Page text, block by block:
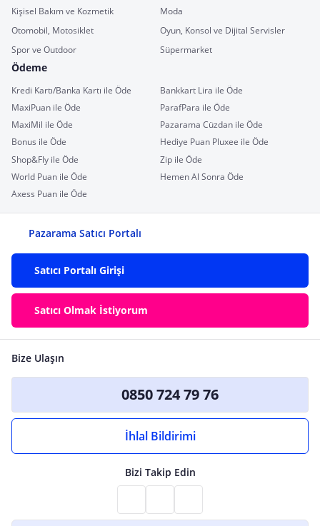
Kişisel Bakım ve Kozmetik
Moda
Otomobil, Motosiklet
Oyun, Konsol ve Dijital Servisler
Spor ve Outdoor
Süpermarket
Ödeme
Kredi Kartı/Banka Kartı ile Öde
Bankkart Lira ile Öde
MaxiPuan ile Öde
ParafPara ile Öde
MaxiMil ile Öde
Pazarama Cüzdan ile Öde
Bonus ile Öde
Hediye Puan Pluxee ile Öde
Shop&Fly ile Öde
Zip ile Öde
World Puan ile Öde
Hemen Al Sonra Öde
Axess Puan ile Öde
Pazarama Satıcı Portalı
Satıcı Portalı Girişi
Satıcı Olmak İstiyorum
Bize Ulaşın
0850 724 79 76
İhlal Bildirimi
Bizi Takip Edin